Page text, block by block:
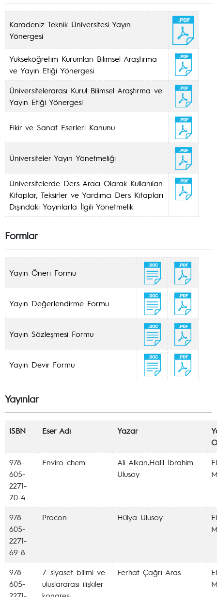
Karadeniz Teknik Üniversitesi Yayın
Yönergesi
Yükseköğretim Kurumları Bilimsel Araştırma
ve Yayın Etiği Yönergesi
Üniversitelerarası Kurul Bilimsel Araştırma ve
Yayın Etiği Yönergesi
Fikir ve Sanat Eserleri Kanunu
Üniversiteler Yayın Yönetmeliği
Üniversitelerde Ders Aracı Olarak Kullanılan
Kitaplar, Teksirler ve Yardımcı Ders Kitapları
Dışındaki Yayınlarla İlgili Yönetmelik
Formlar
Yayın Öneri Formu
Yayın Değerlendirme Formu
Yayın Sözleşmesi Formu
Yayın Devir Formu
Yayınlar
ISBN Eser Adı Yazar
978-
605-
2271-
70-4
Enviro chem
Ali Alkan,Halil İbrahim
Ulusoy
978-
605-
2271-
69-8
Procon Hülya Ulusoy
978-
605-
7. siyaset bilimi ve
uluslararası ilişkiler
Ferhat Çağrı Aras